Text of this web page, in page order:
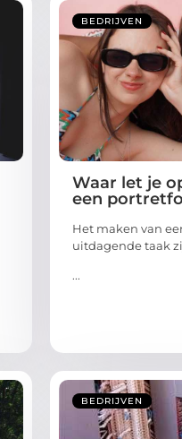
BEDRIJVEN
Waar let je
een
Het maken van
uitdagende taak
...
BEDRIJVEN